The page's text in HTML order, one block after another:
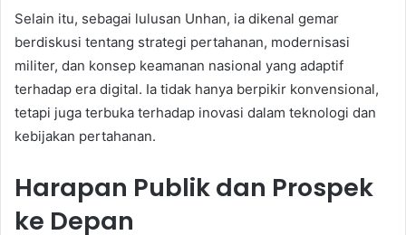
Selain itu, sebagai lulusan Unhan, ia dikenal gemar
berdiskusi tentang strategi pertahanan, modernisasi
militer, dan konsep keamanan nasional yang adaptif
terhadap era digital. Ia tidak hanya berpikir konvensional,
tetapi juga terbuka terhadap inovasi dalam teknologi dan
kebijakan pertahanan.
Harapan Publik dan Prospek
ke Depan